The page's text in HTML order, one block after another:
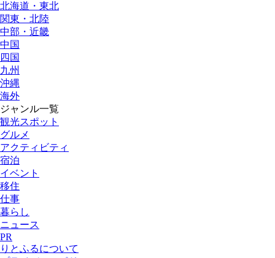
北海道・東北
関東・北陸
中部・近畿
中国
四国
九州
沖縄
海外
ジャンル一覧
観光スポット
グルメ
アクティビティ
宿泊
イベント
移住
仕事
暮らし
ニュース
PR
りとふるについて